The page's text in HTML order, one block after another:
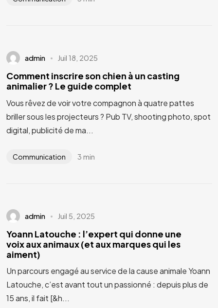
admin Juil 18, 2025
Comment inscrire son chien à un casting
animalier ? Le guide complet
Vous rêvez de voir votre compagnon à quatre pattes
briller sous les projecteurs ? Pub TV, shooting photo, spot
digital, publicité de ma...
Communication 3 min
admin Juil 5, 2025
Yoann Latouche : l’expert qui donne une
voix aux animaux (et aux marques qui les
aiment)
Un parcours engagé au service de la cause animale Yoann
Latouche, c’est avant tout un passionné : depuis plus de
15 ans, il fait [&h...
Vous avez un
PROJET
EN TÊTE ?
Parlons-en